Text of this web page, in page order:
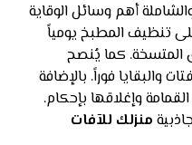
أهم وسائل الوقاية
تنظيف المطبخ يومياً
المتسخة. كما يُنصح
والبقايا فوراً. بالإضافة
وإغلاقها بإحكام.
منزلك للآفات